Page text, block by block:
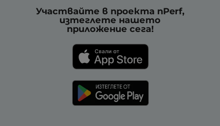
Участвайте в проекта nPerf,
изтеглете нашето
приложение сега!